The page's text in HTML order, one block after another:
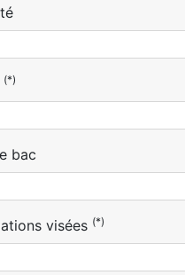
(*)
bac
visées (*)